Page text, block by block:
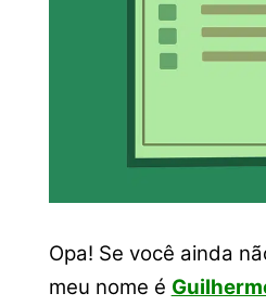
Opa! Se você ainda
meu nome é